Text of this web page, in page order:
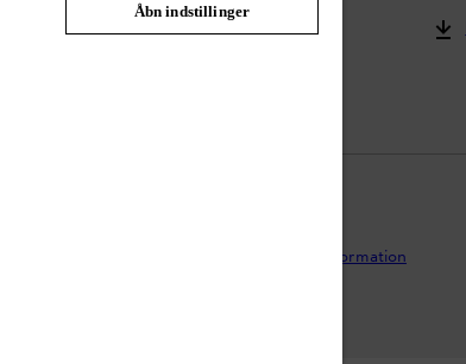
Brugervejledning
Juridisk information
Åbn indstillinger